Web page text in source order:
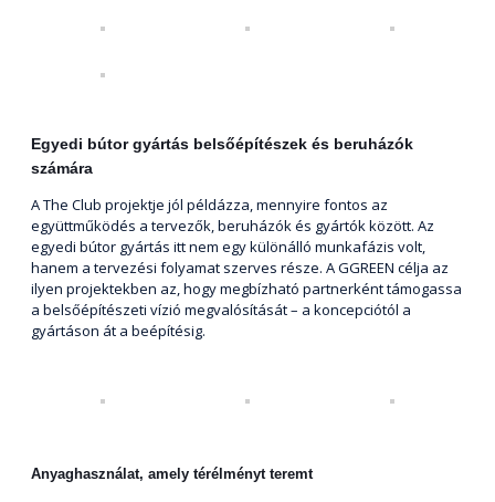
Egyedi bútor gyártás belsőépítészek és beruházók
számára
A The Club projektje jól példázza, mennyire fontos az
együttműködés a tervezők, beruházók és gyártók között. Az
egyedi bútor gyártás itt nem egy különálló munkafázis volt,
hanem a tervezési folyamat szerves része. A GGREEN célja az
ilyen projektekben az, hogy megbízható partnerként támogassa
a belsőépítészeti vízió megvalósítását – a koncepciótól a
gyártáson át a beépítésig.
Anyaghasználat, amely térélményt teremt